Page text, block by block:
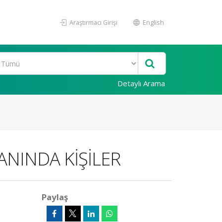
Araştırmacı Girişi English
Detaylı Arama
KİŞİLER
Paylaş